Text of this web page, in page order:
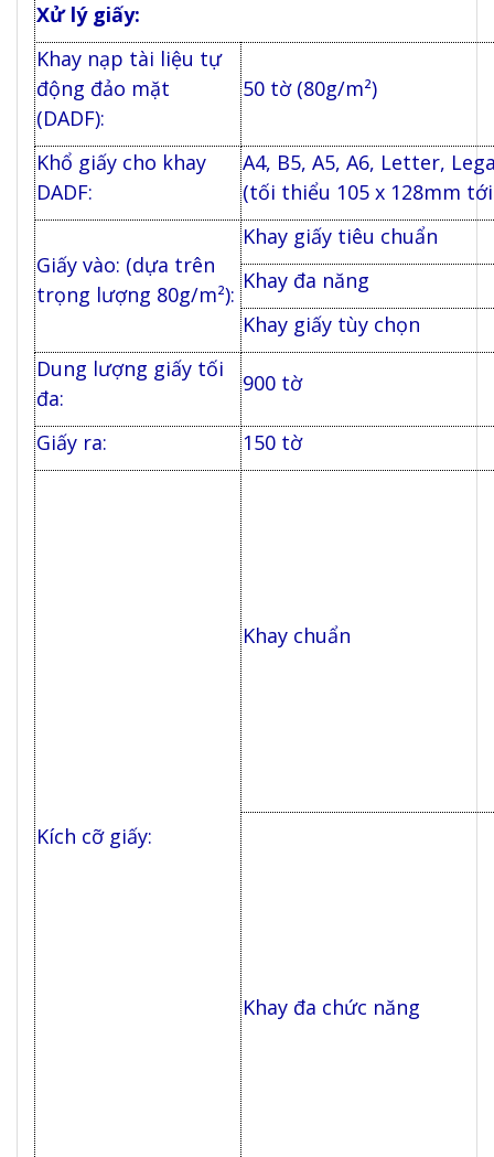
Xử lý giấy:
Khay nạp tài liệu tự
động đảo mặt
(DADF):
50 tờ (80g/m²)
Khổ giấy cho khay
DADF:
A4, B5, A5, A6, Letter,
(tối thiểu 105 x 128mm
Giấy vào: (dựa trên
trọng lượng 80g/m²):
Khay giấy tiêu chuẩn
Khay đa năng
Khay giấy tùy chọn
Dung lượng giấy tối
đa:
900 tờ
Giấy ra: 150 tờ
Kích cỡ giấy:
Khay chuẩn
Khay đa chức năng